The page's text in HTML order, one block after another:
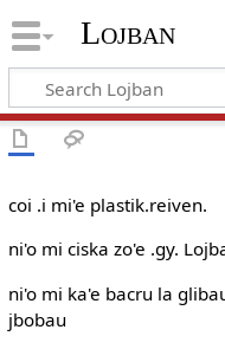
Lojban
coi .i mi'e plastik.reiven.
ni'o mi ciska zo'e .gy.
ni'o mi ka'e bacru la
jbobau